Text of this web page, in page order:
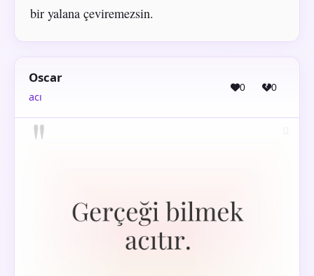
bir yalana çeviremezsin.
Oscar
acı
0 0